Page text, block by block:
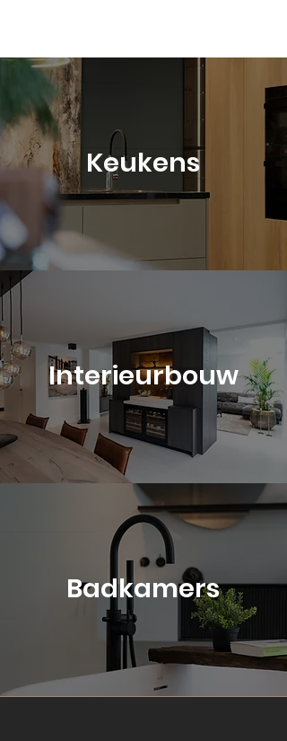
Keukens
Interieurbouw
Badkamers